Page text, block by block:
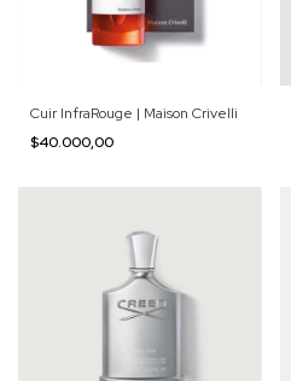
Cuir InfraRouge | Maison Crivelli
$40.000,00